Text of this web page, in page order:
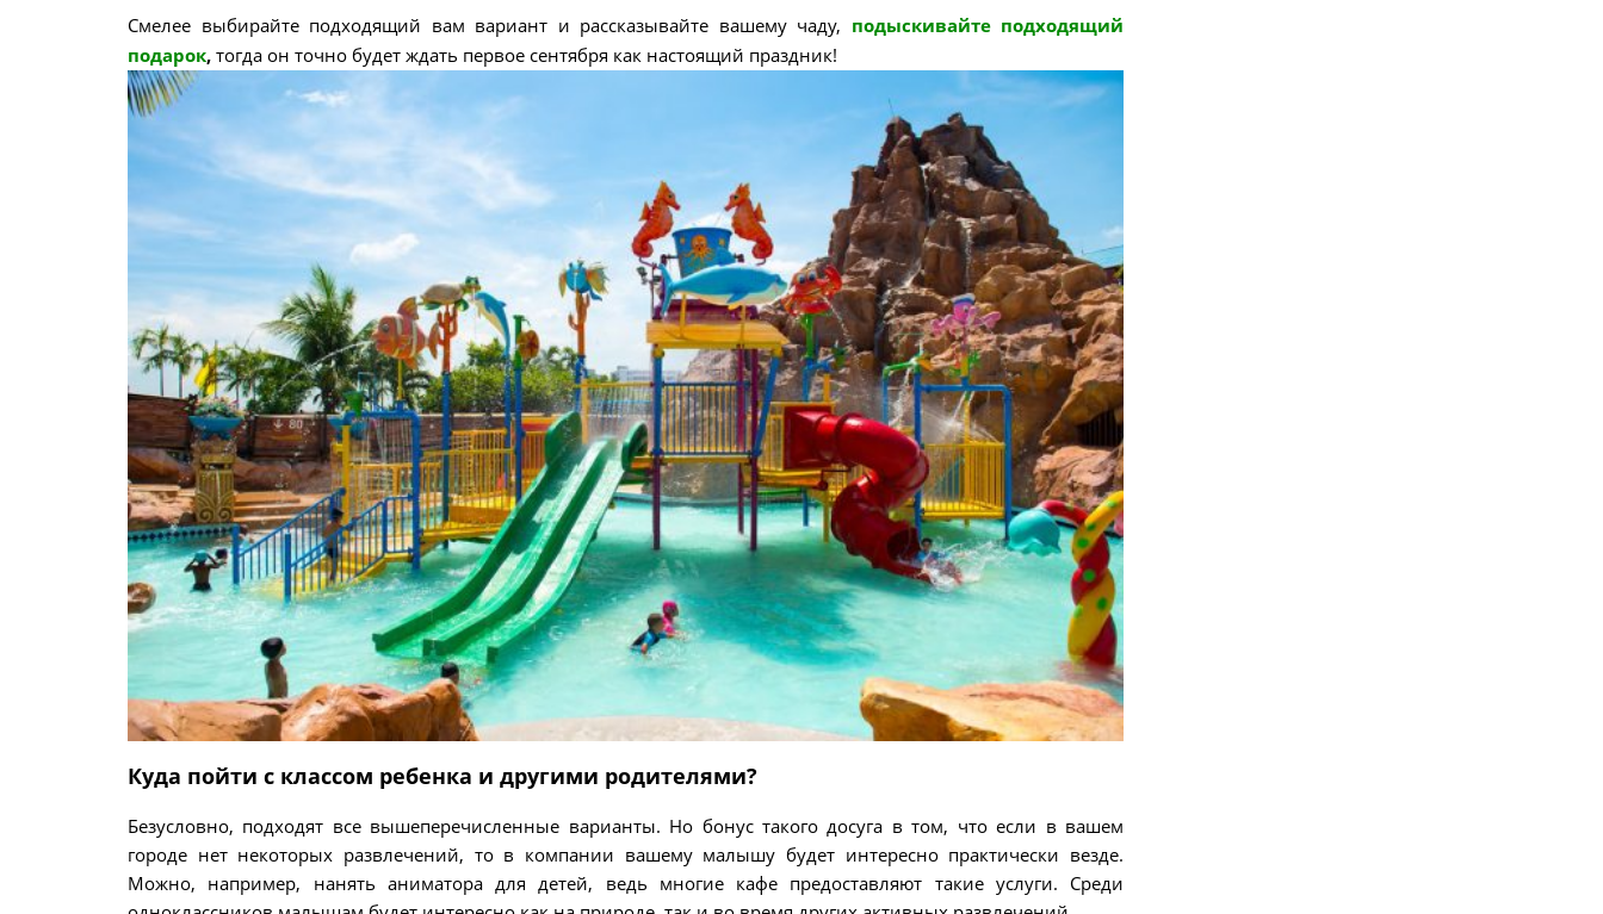
Смелее выбирайте подходящий вам вариант и рассказывайте вашему чаду, подыскивайте подходящий
подарок, тогда он точно будет ждать первое сентября как настоящий праздник!
Куда пойти с классом ребенка и другими родителями?
Безусловно, подходят все вышеперечисленные варианты. Но бонус такого досуга в том, что если в вашем
городе нет некоторых развлечений, то в компании вашему малышу будет интересно практически везде.
Можно, например, нанять аниматора для детей, ведь многие кафе предоставляют такие услуги. Среди